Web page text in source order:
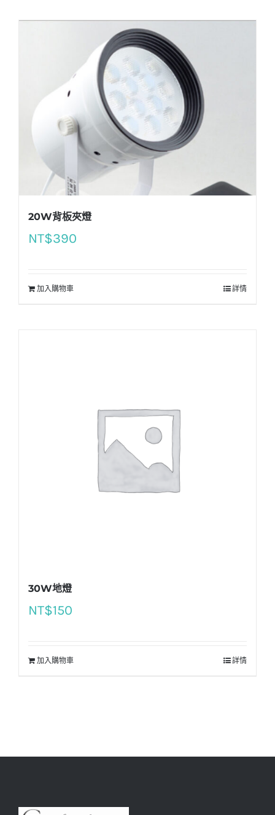
20W背板夾燈
NT$390
加入購物車 詳情
30W地燈
NT$150
加入購物車 詳情